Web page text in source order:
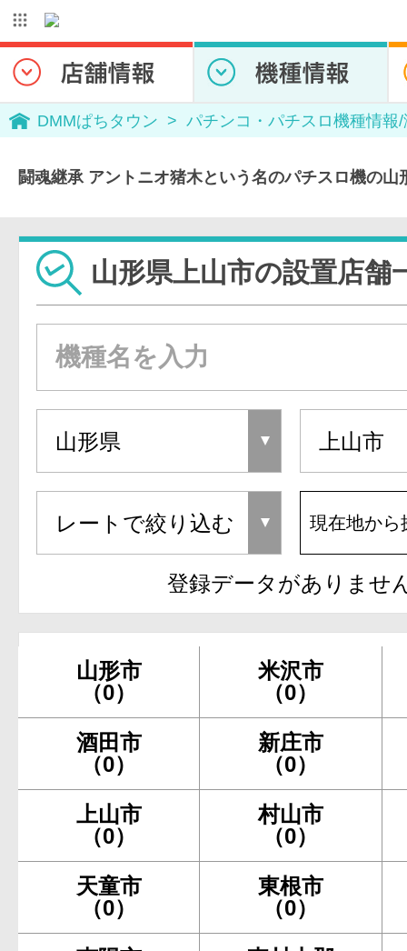
DMMぱちタウン パチンコ・パチスロ機種情報
闘魂継承 アントニオ猪木という名のパチスロ機の山
山形県上山市の設置店舗
現在地から
登録データがありませ
山形市
（0）
米沢市
（0）
酒田市
（0）
新庄市
（0）
上山市
（0）
村山市
（0）
天童市
（0）
東根市
（0）